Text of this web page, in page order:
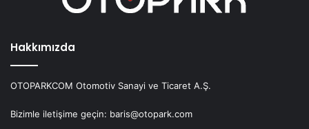
Hakkımızda
OTOPARKCOM Otomotiv Sanayi ve Ticaret A.Ş.
Bizimle iletişime geçin: baris@otopark.com